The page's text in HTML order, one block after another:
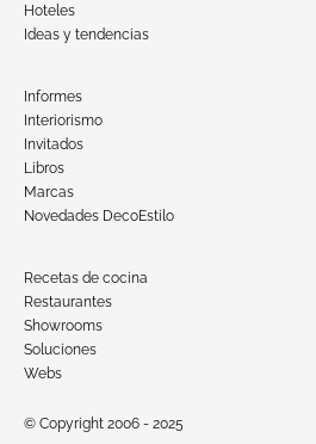
Hoteles
Ideas y tendencias
Informes
Interiorismo
Invitados
Libros
Marcas
Novedades DecoEstilo
Recetas de cocina
Restaurantes
Showrooms
Soluciones
Webs
© Copyright 2006 - 2025